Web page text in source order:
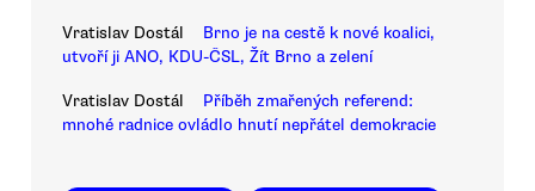
Vratislav Dostál
Brno je na cestě k nové koalici,
utvoří ji ANO, KDU-ČSL, Žít Brno a zelení
Vratislav Dostál
Příběh zmařených referend:
mnohé radnice ovládlo hnutí nepřátel demokracie